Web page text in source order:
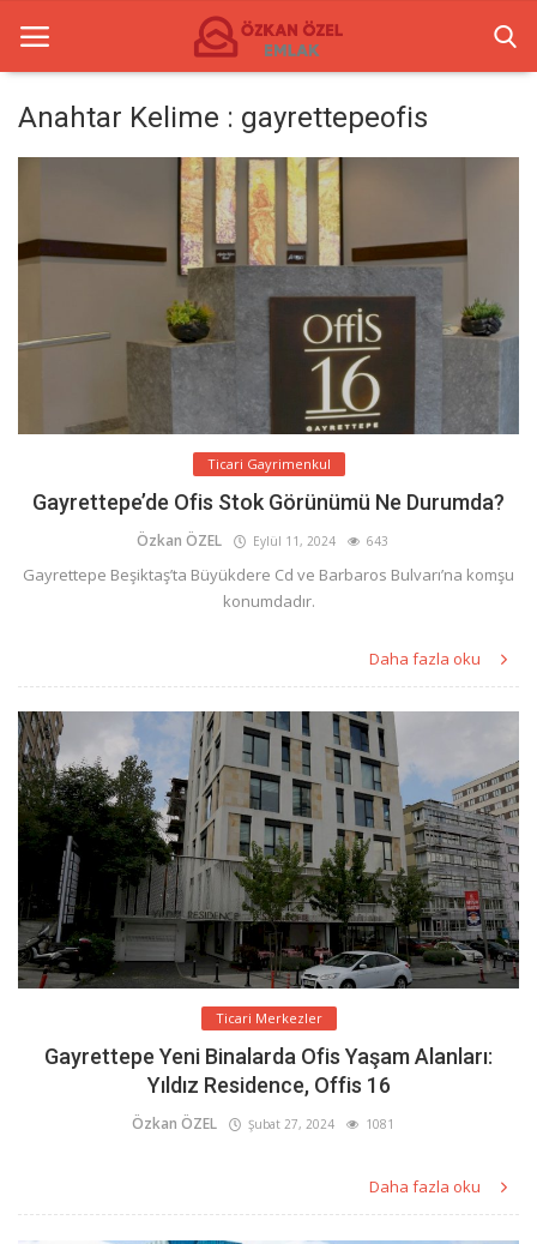
Ticari Gayrimenkul
Anahtar Kelime : gayrettepeofis
Ticari Gayrimenkul
Gayrettepe’de Ofis Stok Görünümü Ne Durumda?
Özkan ÖZEL Eylül 11, 2024 643
Gayrettepe Beşiktaş’ta Büyükdere Cd ve Barbaros Bulvarı’na komşu
konumdadır.
Daha fazla oku
Ticari Merkezler
Gayrettepe Yeni Binalarda Ofis Yaşam Alanları:
Yıldız Residence, Offis 16
Özkan ÖZEL Şubat 27, 2024 1081
Daha fazla oku